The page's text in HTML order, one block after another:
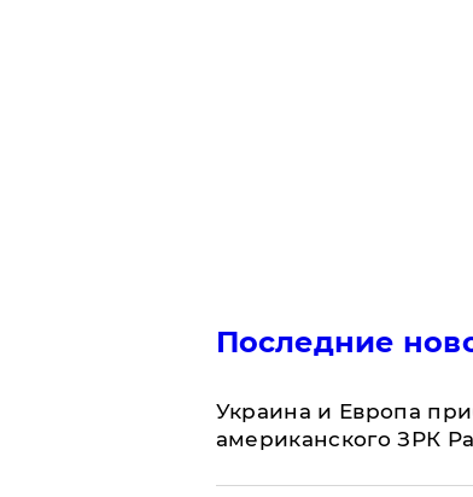
Последние
Украина и Европа
американского ЗРК